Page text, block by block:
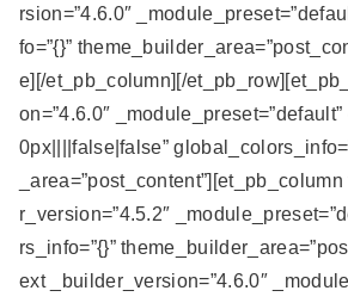
rsion=”4.6.0″
fo=”{}”
e][/et_pb_column][/
on=”4.6.0″
0px||||false|false”
r_version=”4.5.2″
rs_info=”{}”
ext _builder_version=”4.6.0″